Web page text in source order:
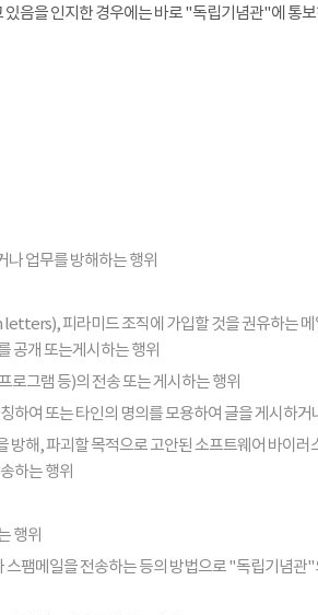
음을 인지한 경우에는 바로 "독립기념관"에 통
업무를 방해하는 행위
피라미드 조직에 가입할 것을 권유하는 메
공개 또는게시하는 행위
로그램 등)의 전송 또는 게시하는 행위
여 또는 타인의 명의를 모용하여 글을 게시하거
해, 파괴할 목적으로 고안된 소프트웨어 바이러
하는 행위
행위
팸메일을 전송하는 등의 방법으로 "독립기념관